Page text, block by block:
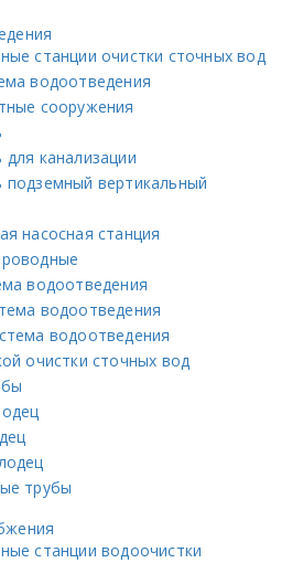
станции очистки сточных вод
водоотведения
сооружения
канализации
подземный вертикальный
насосная станция
водоотведения
водоотведения
водоотведения
очистки сточных вод
трубы
станции водоочистки